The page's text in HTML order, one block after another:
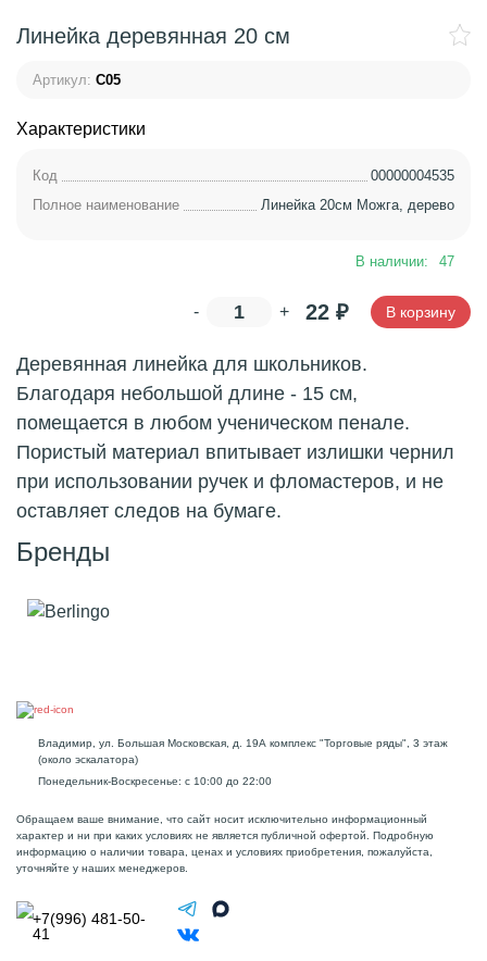
Линейка деревянная 20 см
Артикул: С05
Характеристики
Код
00000004535
Полное наименование
Линейка 20см Можга, дерево
В наличии: 47
- + 22 ₽ В корзину
Деревянная линейка для школьников.
Благодаря небольшой длине - 15 см,
помещается в любом ученическом пенале.
Пористый материал впитывает излишки чернил
при использовании ручек и фломастеров, и не
оставляет следов на бумаге.
Бренды
Владимир, ул. Большая Московская, д. 19А комплекс "Торговые ряды", 3 этаж
(около эскалатора)
Понедельник-Воскресенье: с 10:00 до 22:00
Обращаем ваше внимание, что сайт носит исключительно информационный
характер и ни при каких условиях не является публичной офертой. Подробную
информацию о наличии товара, ценах и условиях приобретения, пожалуйста,
уточняйте у наших менеджеров.
+7(996) 481-50-
41